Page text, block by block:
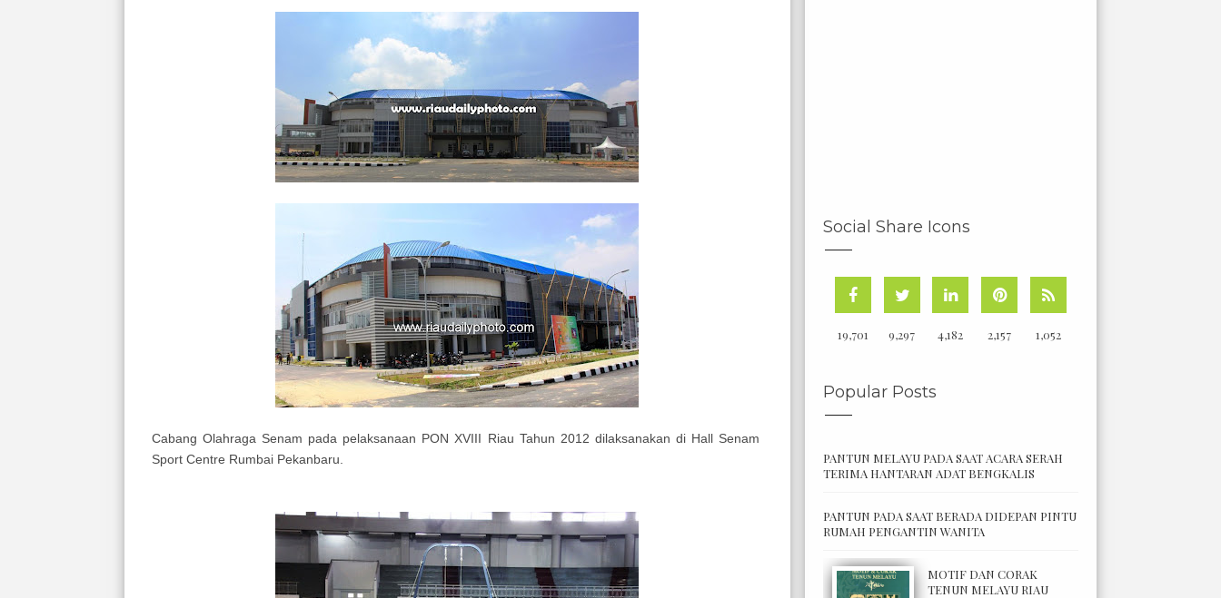
Cabang Olahraga Senam pada pelaksanaan PON XVIII Riau Tahun 2012 dilaksanakan di Hall Senam
Sport Centre Rumbai Pekanbaru.
Social Share Icons
19,701 9,297 4,182 2,157 1,052
Popular Posts
PANTUN MELAYU PADA SAAT ACARA SERAH
TERIMA HANTARAN ADAT BENGKALIS
PANTUN PADA SAAT BERADA DIDEPAN PINTU
RUMAH PENGANTIN WANITA
MOTIF DAN CORAK
TENUN MELAYU RIAU